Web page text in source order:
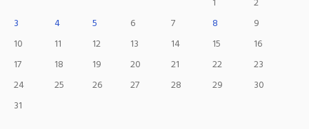
3
4 5 6 7 8
9
10
11 12 13 14 15
16
17
18 19 20 21 22
23
24
25 26 27 28 29
30
31